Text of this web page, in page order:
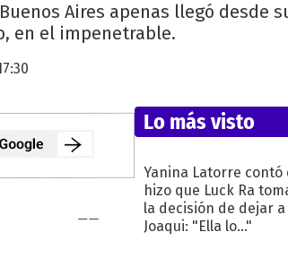
Aires apenas llegó desde
en el impenetrable.
Lo más visto
Yanina Latorre contó
hizo que Luck Ra
la decisión de dejar a
Joaqui: "Ella lo..."